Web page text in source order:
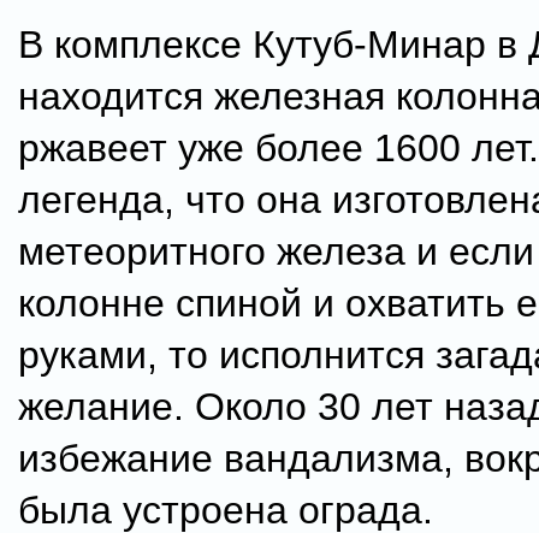
В комплексе Кутуб-Минар в
находится железная
ржавеет уже более 1600
легенда, что она
метеоритного железа и если
колонне спиной и охватить
руками, то исполнится
желание. Около 30 лет
избежание вандализма,
была устроена ограда.